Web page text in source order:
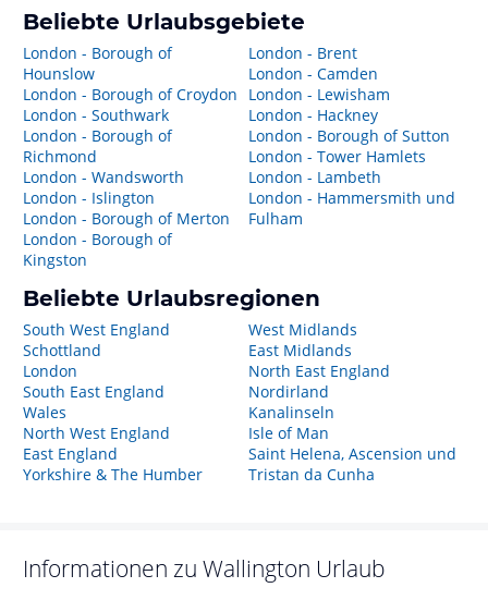
Beliebte Urlaubsgebiete
London - Borough of
Hounslow
London - Borough of Croydon
London - Southwark
London - Borough of
Richmond
London - Wandsworth
London - Islington
London - Borough of Merton
London - Borough of
Kingston
London - Brent
London - Camden
London - Lewisham
London - Hackney
London - Borough of Sutton
London - Tower Hamlets
London - Lambeth
London - Hammersmith und
Fulham
Beliebte Urlaubsregionen
South West England
Schottland
London
South East England
Wales
North West England
East England
Yorkshire & The Humber
West Midlands
East Midlands
North East England
Nordirland
Kanalinseln
Isle of Man
Saint Helena, Ascension und
Tristan da Cunha
Informationen zu Wallington Urlaub